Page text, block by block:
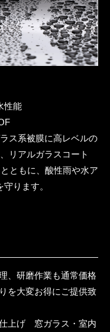
性能
ス系被膜に高レベルの
リアルガラスコート
ともに、酸性雨や水ア
ります。
研磨作業も通常価格
を大変お得にご提供致
上げ 窓ガラス・室内